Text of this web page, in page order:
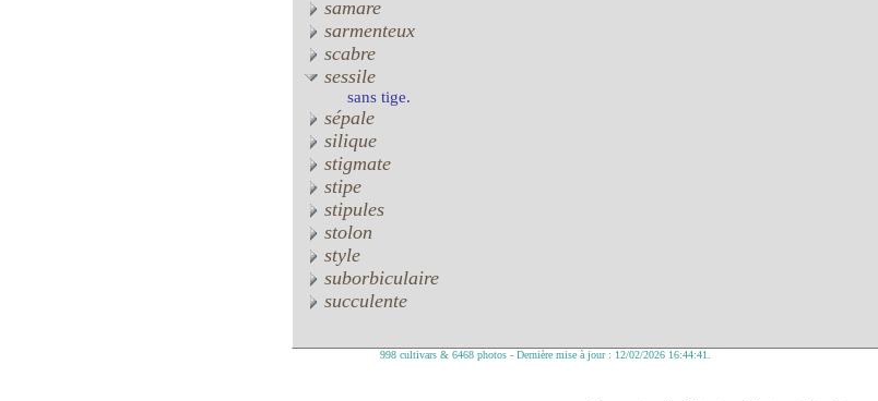
samare
sarmenteux
scabre
sessile
sans tige.
sépale
silique
stigmate
stipe
stipules
stolon
style
suborbiculaire
succulente
998 cultivars & 6468 photos - Dernière mise à jour : 12/02/2026 16:44:41.